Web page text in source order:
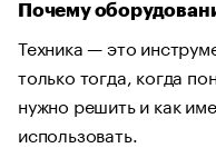
Почему
Техника — это
только тогда, когда
нужно решить и как
использовать.